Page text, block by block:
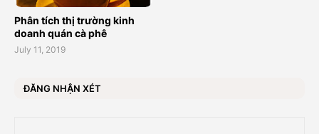
Phân tích thị trường kinh
doanh quán cà phê
July 11, 2019
ĐĂNG NHẬN XÉT